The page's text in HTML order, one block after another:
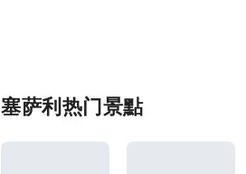
塞萨利热门景點